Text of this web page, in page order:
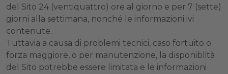
del Sito 24 (ventiquattro) ore al giorno e per 7 (sette)
giorni alla settimana, nonché le informazioni ivi
contenute.
Tuttavia a causa di problemi tecnici, caso fortuito o
forza maggiore, o per manutenzione, la disponiblità
del Sito potrebbe essere limitata e le informazioni